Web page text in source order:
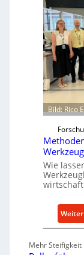
Bild: Rico
Wie
Mehr Steifigkeit